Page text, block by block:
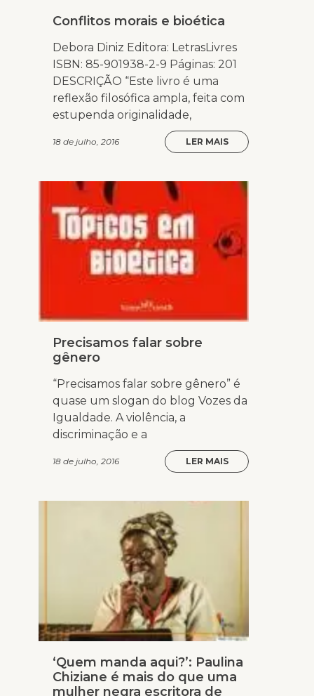
Conflitos morais e bioética
Debora Diniz Editora: LetrasLivres
ISBN: 85-901938-2-9 Páginas: 201
DESCRIÇÃO “Este livro é uma
reflexão filosófica ampla, feita com
estupenda originalidade,
18 de julho, 2016 LER MAIS
Precisamos falar sobre
gênero
“Precisamos falar sobre gênero” é
quase um slogan do blog Vozes da
Igualdade. A violência, a
discriminação e a
18 de julho, 2016 LER MAIS
‘Quem manda aqui?’: Paulina
Chiziane é mais do que uma
mulher negra escritora de